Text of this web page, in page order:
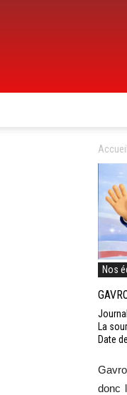
Accueil
Nos
La
Date
donc